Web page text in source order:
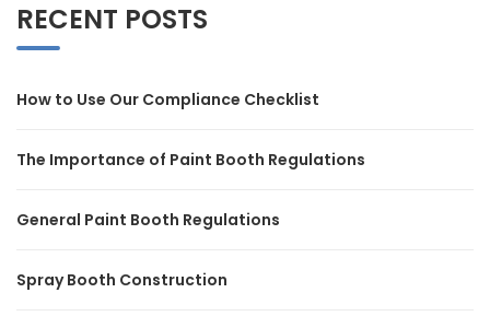
RECENT POSTS
How to Use Our Compliance Checklist
The Importance of Paint Booth Regulations
General Paint Booth Regulations
Spray Booth Construction